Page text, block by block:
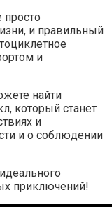
просто
и правильный
и
найти
который станет
и
и о соблюдении
приключений!​